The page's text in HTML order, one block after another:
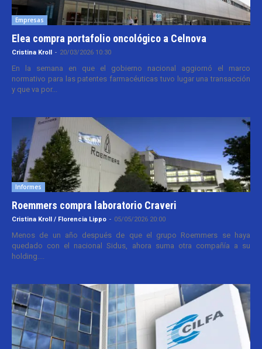
Empresas
Elea compra portafolio oncológico a Celnova
Cristina Kroll - 20/03/2026 10:30
En la semana en que el gobierno nacional aggiornó el marco
normativo para las patentes farmacéuticas tuvo lugar una transacción
y que va por...
Informes
Roemmers compra laboratorio Craveri
Cristina Kroll / Florencia Lippo - 05/05/2026 20:00
Menos de un año después de que el grupo Roemmers se haya
quedado con el nacional Sidus, ahora suma otra compañía a su
holding....